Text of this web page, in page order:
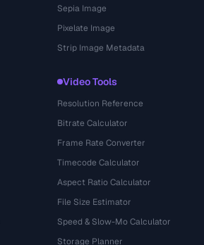
Sepia Image
Pixelate Image
Strip Image Metadata
Video Tools
Resolution Reference
Bitrate Calculator
Frame Rate Converter
Timecode Calculator
Aspect Ratio Calculator
File Size Estimator
Speed & Slow-Mo Calculator
Storage Planner